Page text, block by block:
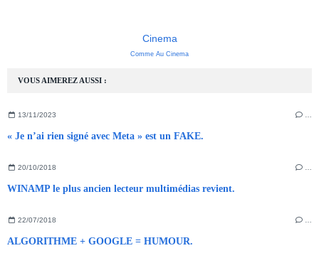
VOUS AIMEREZ AUSSI :
13/11/2023 …
« Je n’ai rien signé avec Meta » est un FAKE.
20/10/2018
WINAMP le plus ancien lecteur multimédias revient.
22/07/2018
ALGORITHME + GOOGLE = HUMOUR.
Cinema
Comme Au Cinema